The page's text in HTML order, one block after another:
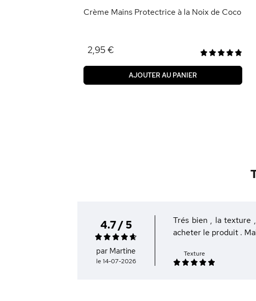
Crème Mains Protectrice à la Noix de Coco
2,95 €
AJOUTER AU PANIER
4.7 / 5
par Martine
le 14-07-2026
Trés bien , la texture
acheter le produit .
Texture